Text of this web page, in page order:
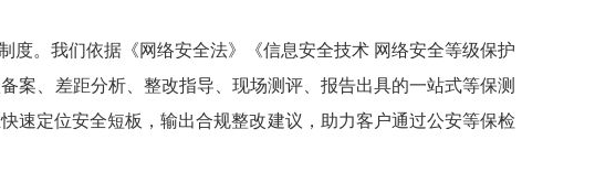
度。我们依据《网络安全法》《信息安全技术 网络安全等级保护
案、差距分析、整改指导、现场测评、报告出具的一站式等保测
速定位安全短板，输出合规整改建议，助力客户通过公安等保检